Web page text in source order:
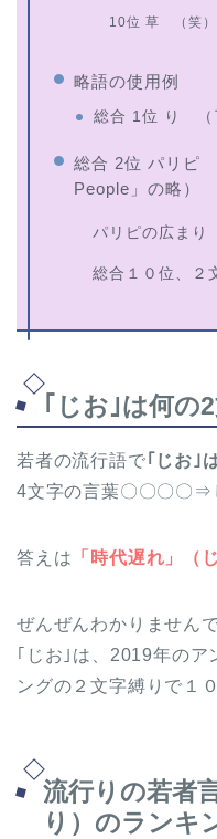
10位 草 （笑）
略語の使用例
総合 1位 り （
総合 2位 パリピ
People」の略）
パリピの広まり
総合１０位、２
｢じお｣は何の
若者の流行語で｢じお｣
4文字の言葉〇〇〇〇⇒
答えは 「時代遅れ」（
ぜんぜんわかりませんで
｢じお｣は、2019年のア
ングの２文字縛りで１
流行りの若者
り）のランキ